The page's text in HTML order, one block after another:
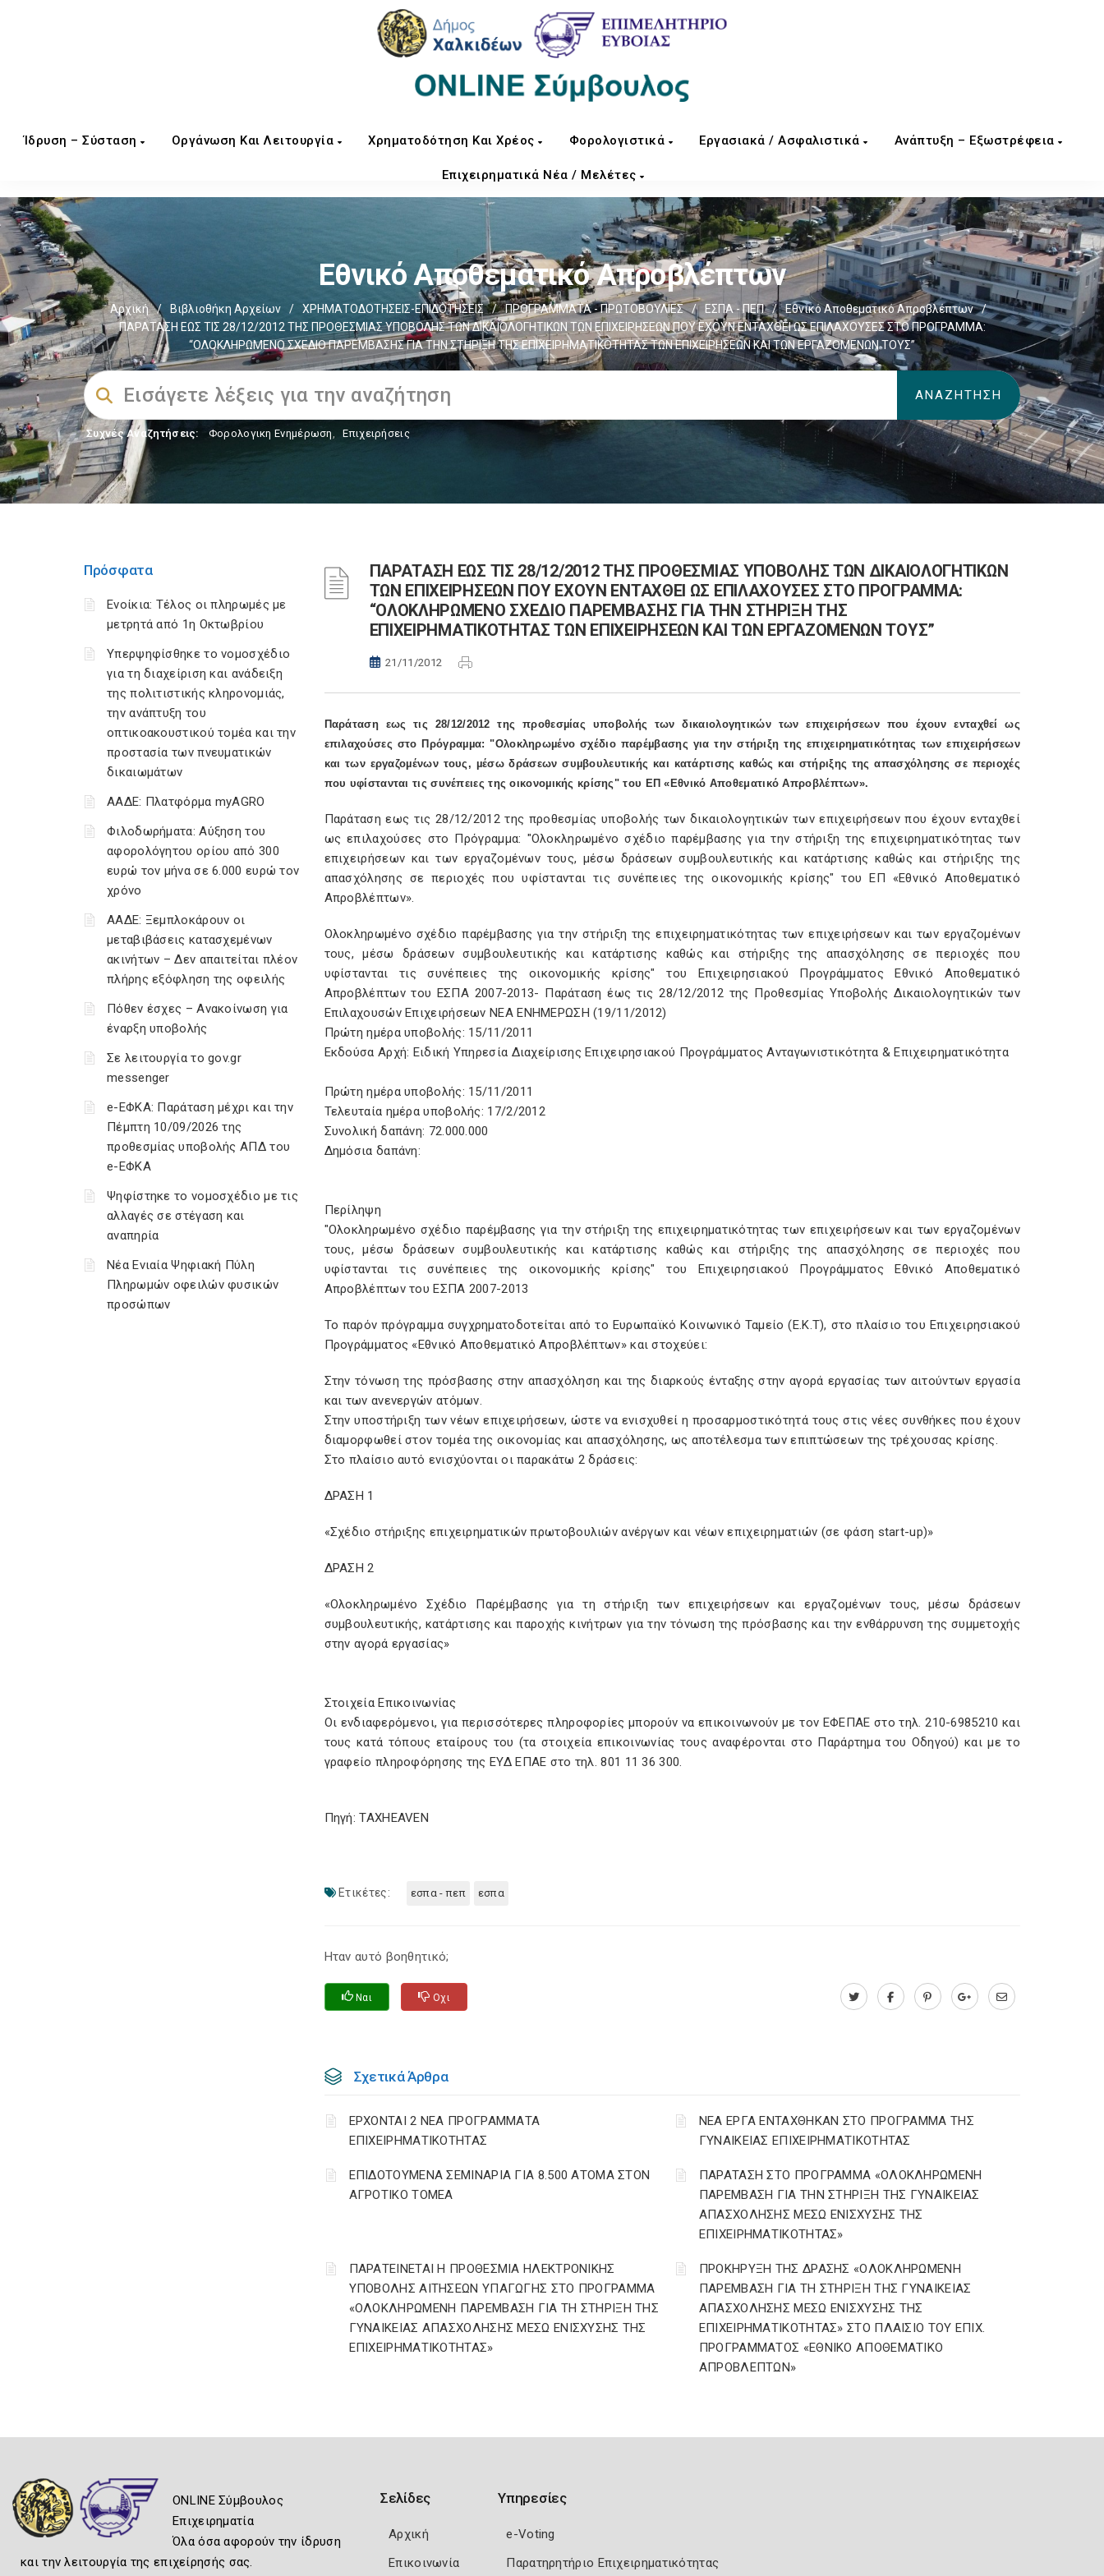
Ίδρυση – Σύσταση Οργάνωση Και Λειτουργία Χρηματοδότηση Και Χρέος Φορολογιστικά Εργασιακά / Ασφαλιστικά Ανάπτυξη – Εξωστρέφεια
Επιχειρηματικά Νέα / Μελέτες
Εθνικό Αποθεματικό Απροβλέπτων
Αρχική / Βιβλιοθήκη Αρχείων / ΧΡΗΜΑΤΟΔΟΤΗΣΕΙΣ-ΕΠΙΔΟΤΗΣΕΙΣ / ΠΡΟΓΡΑΜΜΑΤΑ - ΠΡΩΤΟΒΟΥΛΙΕΣ / ΕΣΠΑ - ΠΕΠ / Εθνικό Αποθεματικό Απροβλέπτων
/
ΠΑΡΑΤΑΣΗ ΕΩΣ ΤΙΣ 28/12/2012 ΤΗΣ ΠΡΟΘΕΣMΙΑΣ ΥΠΟΒΟΛΗΣ ΤΩΝ ΔΙΚΑΙΟΛΟΓΗΤΙΚΩΝ ΤΩΝ ΕΠΙΧΕΙΡΗΣΕΩΝ ΠΟΥ ΕΧΟΥΝ ΕΝΤΑΧΘΕΙ ΩΣ ΕΠΙΛΑΧΟΥΣΕΣ ΣΤΟ ΠΡΟΓΡΑMMΑ:
“ΟΛΟΚΛΗΡΩMΕΝΟ ΣΧΕΔΙΟ ΠΑΡΕMΒΑΣΗΣ ΓΙΑ ΤΗΝ ΣΤΗΡΙΞΗ ΤΗΣ ΕΠΙΧΕΙΡΗMΑΤΙΚΟΤΗΤΑΣ ΤΩΝ ΕΠΙΧΕΙΡΗΣΕΩΝ ΚΑΙ ΤΩΝ ΕΡΓΑΖΟMΕΝΩΝ ΤΟΥΣ”
Συχνές Αναζητήσεις: Φορολογικη Ενημέρωση, Επιχειρήσεις
Πρόσφατα
Ενοίκια: Τέλος οι πληρωμές με
μετρητά από 1η Οκτωβρίου
Υπερψηφίσθηκε το νομοσχέδιο
για τη διαχείριση και ανάδειξη
της πολιτιστικής κληρονομιάς,
την ανάπτυξη του
οπτικοακουστικού τομέα και την
προστασία των πνευματικών
δικαιωμάτων
ΑΑΔΕ: Πλατφόρμα myAGRO
Φιλοδωρήματα: Αύξηση του
αφορολόγητου ορίου από 300
ευρώ τον μήνα σε 6.000 ευρώ τον
χρόνο
ΑΑΔΕ: Ξεμπλοκάρουν οι
μεταβιβάσεις κατασχεμένων
ακινήτων – Δεν απαιτείται πλέον
πλήρης εξόφληση της οφειλής
Πόθεν έσχες – Ανακοίνωση για
έναρξη υποβολής
Σε λειτουργία το gov.gr
messenger
e-ΕΦΚΑ: Παράταση μέχρι και την
Πέμπτη 10/09/2026 της
προθεσμίας υποβολής ΑΠΔ του
e-ΕΦΚΑ
Ψηφίστηκε το νομοσχέδιο με τις
αλλαγές σε στέγαση και
αναπηρία
Νέα Ενιαία Ψηφιακή Πύλη
Πληρωμών οφειλών φυσικών
προσώπων
ΠΑΡΑΤΑΣΗ ΕΩΣ ΤΙΣ 28/12/2012 ΤΗΣ ΠΡΟΘΕΣMΙΑΣ ΥΠΟΒΟΛΗΣ ΤΩΝ ΔΙΚΑΙΟΛΟΓΗΤΙΚΩΝ
ΤΩΝ ΕΠΙΧΕΙΡΗΣΕΩΝ ΠΟΥ ΕΧΟΥΝ ΕΝΤΑΧΘΕΙ ΩΣ ΕΠΙΛΑΧΟΥΣΕΣ ΣΤΟ ΠΡΟΓΡΑMMΑ:
“ΟΛΟΚΛΗΡΩMΕΝΟ ΣΧΕΔΙΟ ΠΑΡΕMΒΑΣΗΣ ΓΙΑ ΤΗΝ ΣΤΗΡΙΞΗ ΤΗΣ
ΕΠΙΧΕΙΡΗMΑΤΙΚΟΤΗΤΑΣ ΤΩΝ ΕΠΙΧΕΙΡΗΣΕΩΝ ΚΑΙ ΤΩΝ ΕΡΓΑΖΟMΕΝΩΝ ΤΟΥΣ”
21/11/2012
Παράταση εως τις 28/12/2012 της προθεσµίας υποβολής των δικαιολογητικών των επιχειρήσεων που έχουν ενταχθεί ως
επιλαχούσες στο Πρόγραµµα: "Ολοκληρωµένο σχέδιο παρέµβασης για την στήριξη της επιχειρηµατικότητας των επιχειρήσεων
και των εργαζοµένων τους, µέσω δράσεων συµβουλευτικής και κατάρτισης καθώς και στήριξης της απασχόλησης σε περιοχές
που υφίστανται τις συνέπειες της οικονοµικής κρίσης" του ΕΠ «Εθνικό Αποθεματικό Απροβλέπτων».
Παράταση εως τις 28/12/2012 της προθεσµίας υποβολής των δικαιολογητικών των επιχειρήσεων που έχουν ενταχθεί
ως επιλαχούσες στο Πρόγραµµα: "Ολοκληρωµένο σχέδιο παρέµβασης για την στήριξη της επιχειρηµατικότητας των
επιχειρήσεων και των εργαζοµένων τους, µέσω δράσεων συµβουλευτικής και κατάρτισης καθώς και στήριξης της
απασχόλησης σε περιοχές που υφίστανται τις συνέπειες της οικονοµικής κρίσης" του ΕΠ «Εθνικό Αποθεματικό
Απροβλέπτων».
Ολοκληρωμένο σχέδιο παρέμβασης για την στήριξη της επιχειρηματικότητας των επιχειρήσεων και των εργαζομένων
τους, μέσω δράσεων συμβουλευτικής και κατάρτισης καθώς και στήριξης της απασχόλησης σε περιοχές που
υφίστανται τις συνέπειες της οικονομικής κρίσης" του Επιχειρησιακού Προγράμματος Εθνικό Αποθεματικό
Απροβλέπτων του ΕΣΠΑ 2007-2013- Παράταση έως τις 28/12/2012 της Προθεσμίας Υποβολής Δικαιολογητικών των
Επιλαχουσών Επιχειρήσεων ΝΕΑ ΕΝΗΜΕΡΩΣΗ (19/11/2012)
Πρώτη ημέρα υποβολής: 15/11/2011
Εκδούσα Αρχή: Ειδική Υπηρεσία Διαχείρισης Επιχειρησιακού Προγράμματος Ανταγωνιστικότητα & Επιχειρηματικότητα
Πρώτη ημέρα υποβολής: 15/11/2011
Τελευταία ημέρα υποβολής: 17/2/2012
Συνολική δαπάνη: 72.000.000
Δημόσια δαπάνη:
Περίληψη
"Ολοκληρωμένο σχέδιο παρέμβασης για την στήριξη της επιχειρηματικότητας των επιχειρήσεων και των εργαζομένων
τους, μέσω δράσεων συμβουλευτικής και κατάρτισης καθώς και στήριξης της απασχόλησης σε περιοχές που
υφίστανται τις συνέπειες της οικονομικής κρίσης" του Επιχειρησιακού Προγράμματος Εθνικό Αποθεματικό
Απροβλέπτων του ΕΣΠΑ 2007-2013
Το παρόν πρόγραμμα συγχρηματοδοτείται από το Ευρωπαϊκό Κοινωνικό Ταμείο (Ε.Κ.Τ), στο πλαίσιο του Επιχειρησιακού
Προγράμματος «Εθνικό Αποθεματικό Απροβλέπτων» και στοχεύει:
Στην τόνωση της πρόσβασης στην απασχόληση και της διαρκούς ένταξης στην αγορά εργασίας των αιτούντων εργασία
και των ανενεργών ατόμων.
Στην υποστήριξη των νέων επιχειρήσεων, ώστε να ενισχυθεί η προσαρμοστικότητά τους στις νέες συνθήκες που έχουν
διαμορφωθεί στον τομέα της οικονομίας και απασχόλησης, ως αποτέλεσμα των επιπτώσεων της τρέχουσας κρίσης.
Στο πλαίσιο αυτό ενισχύονται οι παρακάτω 2 δράσεις:
ΔΡΑΣΗ 1
«Σχέδιο στήριξης επιχειρηματικών πρωτοβουλιών ανέργων και νέων επιχειρηματιών (σε φάση start-up)»
ΔΡΑΣΗ 2
«Ολοκληρωμένο Σχέδιο Παρέμβασης για τη στήριξη των επιχειρήσεων και εργαζομένων τους, μέσω δράσεων
συμβουλευτικής, κατάρτισης και παροχής κινήτρων για την τόνωση της πρόσβασης και την ενθάρρυνση της συμμετοχής
στην αγορά εργασίας»
Στοιχεία Επικοινωνίας
Οι ενδιαφερόμενοι, για περισσότερες πληροφορίες μπορούν να επικοινωνούν με τον ΕΦΕΠΑΕ στο τηλ. 210-6985210 και
τους κατά τόπους εταίρους του (τα στοιχεία επικοινωνίας τους αναφέρονται στο Παράρτημα του Οδηγού) και με το
γραφείο πληροφόρησης της ΕΥΔ ΕΠΑΕ στο τηλ. 801 11 36 300.
Πηγή: TAXHEAVEN
Ετικέτες: εσπα - πεπ εσπα
Ηταν αυτό βοηθητικό;
Ναι Οχι
Σχετικά Άρθρα
ΕΡΧΟΝΤΑΙ 2 ΝΕΑ ΠΡΟΓΡΑΜΜΑΤΑ
ΕΠΙΧΕΙΡΗΜΑΤΙΚΟΤΗΤΑΣ
ΝΕΑ ΕΡΓΑ ΕΝΤΑΧΘΗΚΑΝ ΣΤΟ ΠΡΟΓΡΑΜΜΑ ΤΗΣ
ΓΥΝΑΙΚΕΙΑΣ ΕΠΙΧΕΙΡΗΜΑΤΙΚΟΤΗΤΑΣ
ΕΠΙΔΟΤΟΥΜΕΝΑ ΣΕΜΙΝΑΡΙΑ ΓΙΑ 8.500 ΑΤΟΜΑ ΣΤΟΝ
ΑΓΡΟΤΙΚΟ ΤΟΜΕΑ
ΠΑΡΑΤΑΣΗ ΣΤΟ ΠΡΟΓΡΑΜΜΑ «ΟΛΟΚΛΗΡΩΜΕΝΗ
ΠΑΡΕΜΒΑΣΗ ΓΙΑ ΤΗΝ ΣΤΗΡΙΞΗ ΤΗΣ ΓΥΝΑΙΚΕΙΑΣ
ΑΠΑΣΧΟΛΗΣΗΣ ΜΕΣΩ ΕΝΙΣΧΥΣΗΣ ΤΗΣ
ΕΠΙΧΕΙΡΗΜΑΤΙΚΟΤΗΤΑΣ»
ΠΑΡΑΤΕΙΝΕΤΑΙ Η ΠΡΟΘΕΣΜΙΑ ΗΛΕΚΤΡΟΝΙΚΗΣ
ΥΠΟΒΟΛΗΣ ΑΙΤΗΣΕΩΝ ΥΠΑΓΩΓΗΣ ΣΤΟ ΠΡΟΓΡΑΜΜΑ
«ΟΛΟΚΛΗΡΩΜΕΝΗ ΠΑΡΕΜΒΑΣΗ ΓΙΑ ΤΗ ΣΤΗΡΙΞΗ ΤΗΣ
ΓΥΝΑΙΚΕΙΑΣ ΑΠΑΣΧΟΛΗΣΗΣ ΜΕΣΩ ΕΝΙΣΧΥΣΗΣ ΤΗΣ
ΕΠΙΧΕΙΡΗΜΑΤΙΚΟΤΗΤΑΣ»
ΠΡΟΚΗΡΥΞΗ ΤΗΣ ΔΡΑΣΗΣ «ΟΛΟΚΛΗΡΩΜΕΝΗ
ΠΑΡΕΜΒΑΣΗ ΓΙΑ ΤΗ ΣΤΗΡΙΞΗ ΤΗΣ ΓΥΝΑΙΚΕΙΑΣ
ΑΠΑΣΧΟΛΗΣΗΣ ΜΕΣΩ ΕΝΙΣΧΥΣΗΣ ΤΗΣ
ΕΠΙΧΕΙΡΗΜΑΤΙΚΟΤΗΤΑΣ» ΣΤΟ ΠΛΑΙΣΙΟ ΤΟΥ ΕΠΙΧ.
ΠΡΟΓΡΑΜΜΑΤΟΣ «ΕΘΝΙΚΟ ΑΠΟΘΕΜΑΤΙΚΟ
ΑΠΡΟΒΛΕΠΤΩΝ»
ONLINE Σύμβουλος
Επιχειρηματία
Όλα όσα αφορούν την ίδρυση
και την λειτουργία της επιχείρησής σας.
Σελίδες
Αρχική
Επικοινωνία
Υπηρεσίες
e-Voting
Παρατηρητήριο Επιχειρηματικότητας